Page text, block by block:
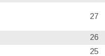
27
26
25